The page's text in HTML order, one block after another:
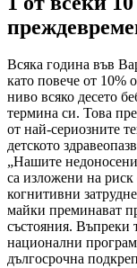
Всяка година във
като повече от 10%
ниво всяко десето
термина си. Това
от най-сериозните
детското
„Нашите
са изложени на
когнитивни
майки преминават
състояния. Въпреки
национални
дългосрочна